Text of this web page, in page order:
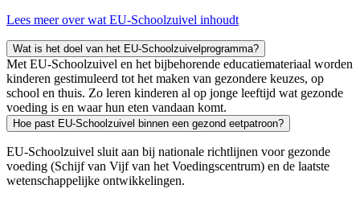
Lees meer over wat EU-Schoolzuivel inhoudt
Wat is het doel van het EU-Schoolzuivelprogramma?
Met EU-Schoolzuivel en het bijbehorende educatiemateriaal worden
kinderen gestimuleerd tot het maken van gezondere keuzes, op
school en thuis. Zo leren kinderen al op jonge leeftijd wat gezonde
voeding is en waar hun eten vandaan komt.
Hoe past EU-Schoolzuivel binnen een gezond eetpatroon?
EU-Schoolzuivel sluit aan bij nationale richtlijnen voor gezonde
voeding (Schijf van Vijf van het Voedingscentrum) en de laatste
wetenschappelijke ontwikkelingen.